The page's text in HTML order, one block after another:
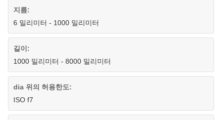
지름:
6 밀리미터 - 1000 밀리미터
길이:
1000 밀리미터 - 8000 밀리미터
dia 위의 허용한도:
ISO f7